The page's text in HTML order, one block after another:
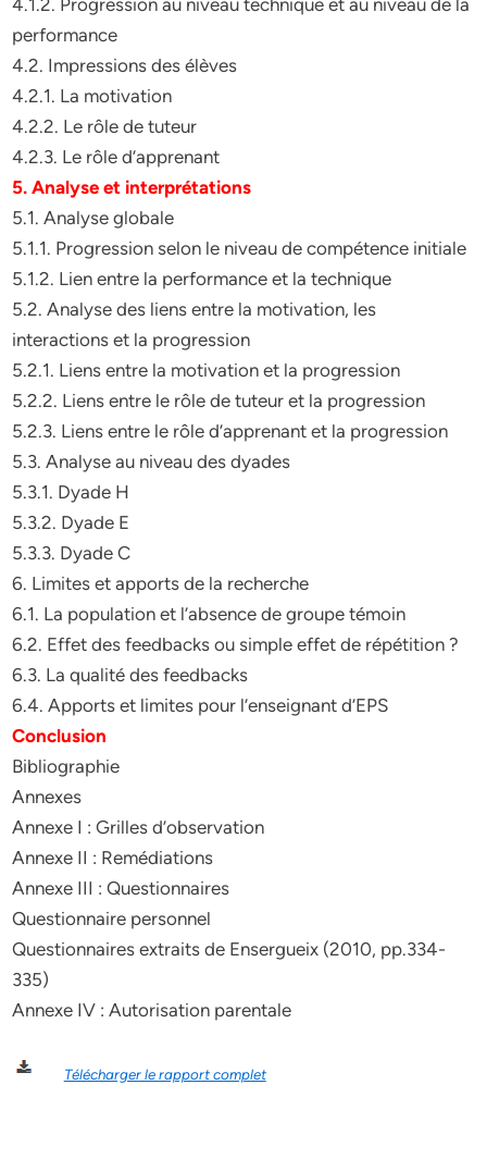
4.1.2. Progression au niveau technique et au niveau de la
performance
4.2. Impressions des élèves
4.2.1. La motivation
4.2.2. Le rôle de tuteur
4.2.3. Le rôle d’apprenant
5. Analyse et interprétations
5.1. Analyse globale
5.1.1. Progression selon le niveau de compétence initiale
5.1.2. Lien entre la performance et la technique
5.2. Analyse des liens entre la motivation, les
interactions et la progression
5.2.1. Liens entre la motivation et la progression
5.2.2. Liens entre le rôle de tuteur et la progression
5.2.3. Liens entre le rôle d’apprenant et la progression
5.3. Analyse au niveau des dyades
5.3.1. Dyade H
5.3.2. Dyade E
5.3.3. Dyade C
6. Limites et apports de la recherche
6.1. La population et l’absence de groupe témoin
6.2. Effet des feedbacks ou simple effet de répétition ?
6.3. La qualité des feedbacks
6.4. Apports et limites pour l’enseignant d’EPS
Conclusion
Bibliographie
Annexes
Annexe I : Grilles d’observation
Annexe II : Remédiations
Annexe III : Questionnaires
Questionnaire personnel
Questionnaires extraits de Ensergueix (2010, pp.334-
335)
Annexe IV : Autorisation parentale
Télécharger le rapport complet